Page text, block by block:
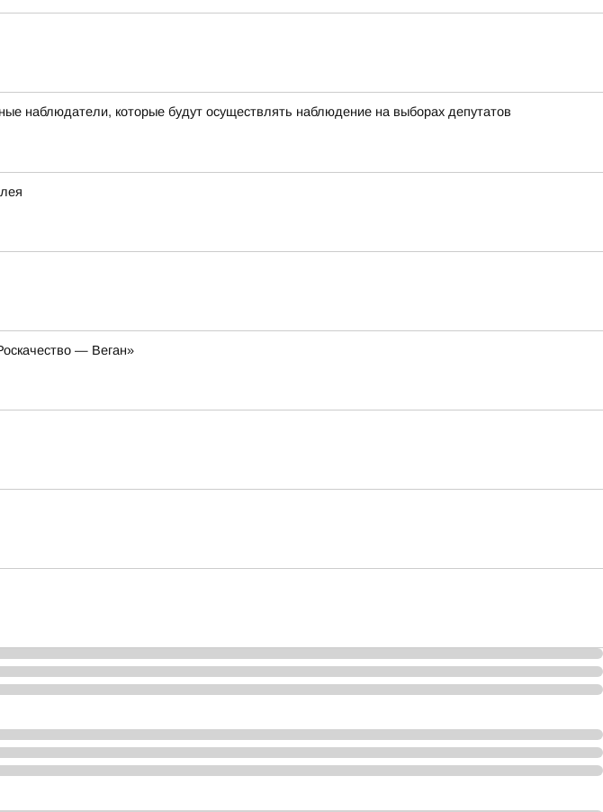
наблюдатели, которые будут осуществлять наблюдение на выборах депутатов
— Веган»